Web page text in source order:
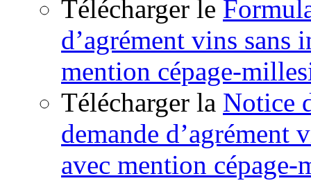
Télécharger le
d’agrément vins sans
mention cépage-
Télécharger la Notice
demande d’agrément
avec mention cépage-